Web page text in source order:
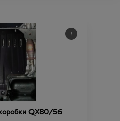
коробки QX80/56